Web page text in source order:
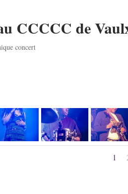
CCCCC de
concert
1